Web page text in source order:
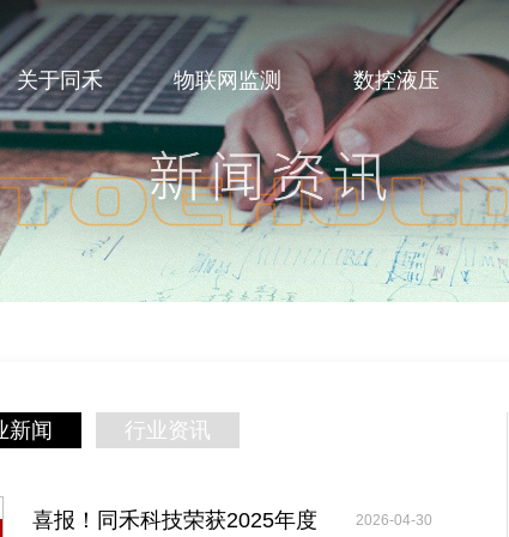
关于同禾 物联网监测 数控液压
新闻 行业资讯
喜报！同禾科技荣获2025年度
2026-04-30